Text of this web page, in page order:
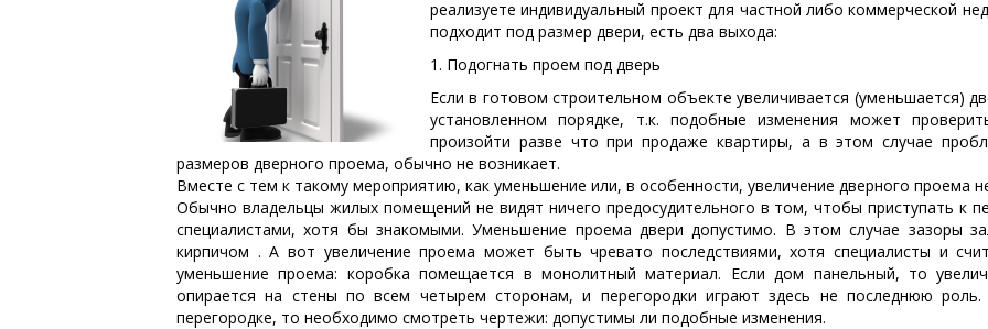
реализуете индивидуальный проект для частной либо коммерческой
подходит под размер двери, есть два выхода:
1. Подогнать проем под дверь
Если в готовом строительном объекте увеличивается (уменьшается)
установленном порядке, т.к. подобные изменения может
произойти разве что при продаже квартиры, а в этом случае
размеров дверного проема, обычно не возникает.
Вместе с тем к такому мероприятию, как уменьшение или, в особенности, увеличение дверного проема
Обычно владельцы жилых помещений не видят ничего предосудительного в том, чтобы приступать к
специалистами, хотя бы знакомыми. Уменьшение проема двери допустимо. В этом случае зазоры
кирпичом . А вот увеличение проема может быть чревато последствиями, хотя специалисты и
уменьшение проема: коробка помещается в монолитный материал. Если дом панельный, то
опирается на стены по всем четырем сторонам, и перегородки играют здесь не последнюю
перегородке, то необходимо смотреть чертежи: допустимы ли подобные изменения.